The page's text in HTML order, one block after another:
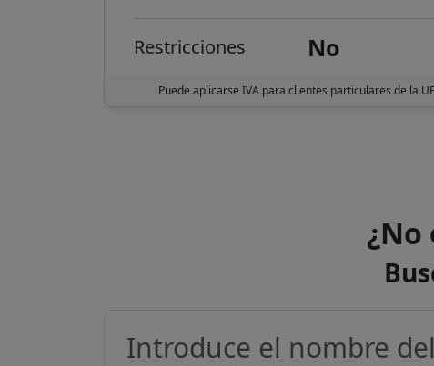
Restricciones No
Puede aplicarse IVA para clientes particulares de la UE
¿No